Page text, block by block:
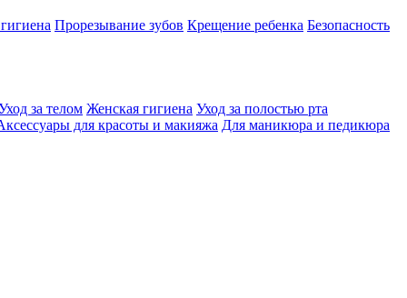
Прорезывание зубов Крещение ребенка Безопасность
за телом Женская гигиена Уход за полостью рта
для красоты и макияжа Для маникюра и педикюра